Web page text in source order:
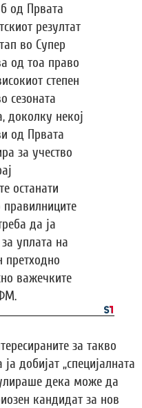
од Првата
резултат
во Супер
од тоа право
степен
сезоната
доколку некој
од Првата
за учество
останати
да ја
уплата на
претходно
важечките
за такво
добијат „специјалната
дека може да
кандидат за нов